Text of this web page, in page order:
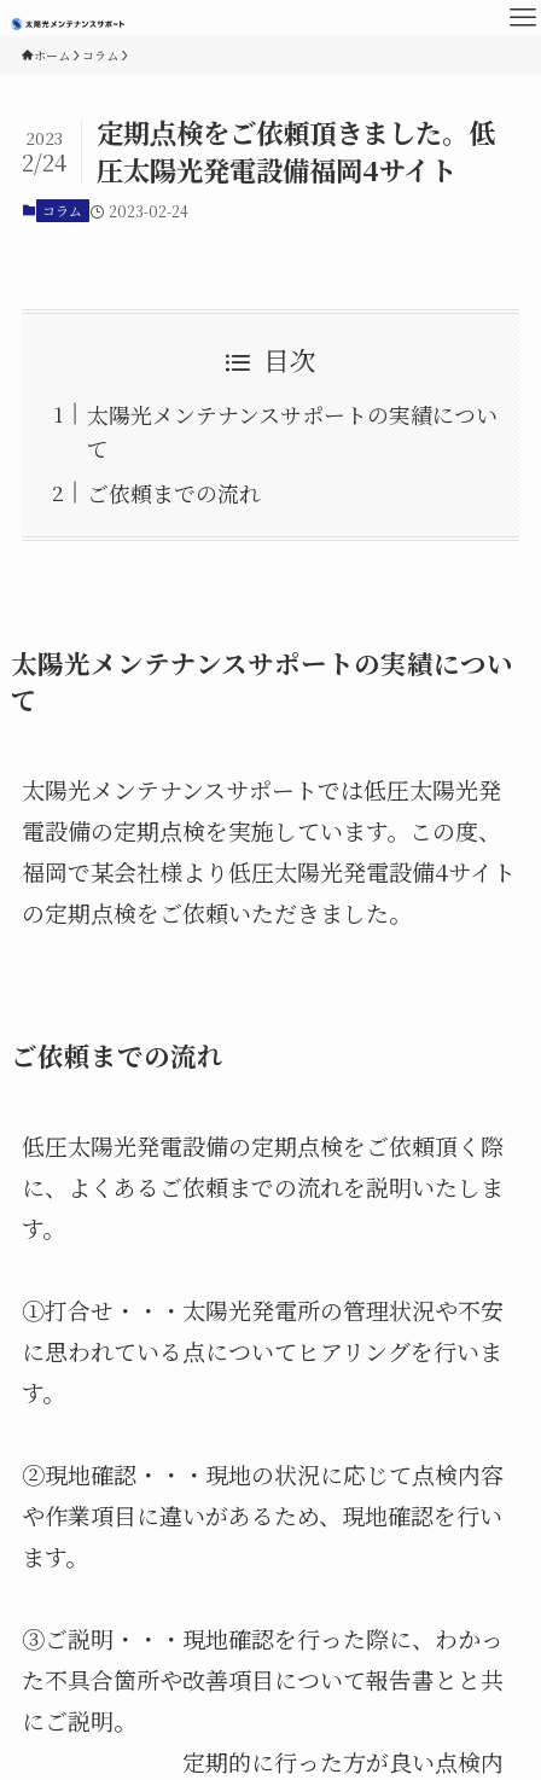
ホーム コラム
定期点検をご依頼頂きました。低
圧太陽光発電設備福岡4サイト
2023
2/24
コラム 2023-02-24
目次
太陽光メンテナンスサポートの実績につい
て
ご依頼までの流れ
太陽光メンテナンスサポートの実績につい
て
太陽光メンテナンスサポートでは低圧太陽光発
電設備の定期点検を実施しています。この度、
福岡で某会社様より低圧太陽光発電設備4サイト
の定期点検をご依頼いただきました。
ご依頼までの流れ
低圧太陽光発電設備の定期点検をご依頼頂く際
に、よくあるご依頼までの流れを説明いたしま
す。
①打合せ・・・太陽光発電所の管理状況や不安
に思われている点についてヒアリングを行いま
す。
②現地確認・・・現地の状況に応じて点検内容
や作業項目に違いがあるため、現地確認を行い
ます。
③ご説明・・・現地確認を行った際に、わかっ
た不具合箇所や改善項目について報告書とと共
にご説明。
定期的に行った方が良い点検内